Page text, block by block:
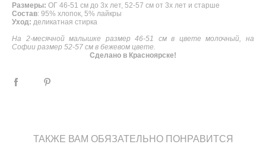
Размеры: ОГ 46-51 см до 3х лет, 52-57 см от 3х лет и старше
Состав: 95% хлопок, 5% лайкры
Уход: деликатная стирка
На 2-месячной малышке размер 46-51 см в цвете молочный, на
Софии размер 52-57 см в бежевом цвете.
Сделано в Красноярске!
ТАКЖЕ ВАМ ОБЯЗАТЕЛЬНО ПОНРАВИТСЯ